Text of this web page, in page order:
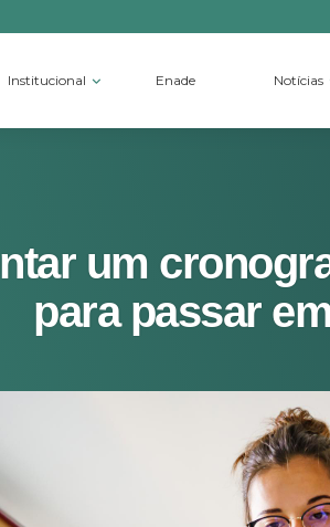
Institucional Enade Notícias
um
para passar